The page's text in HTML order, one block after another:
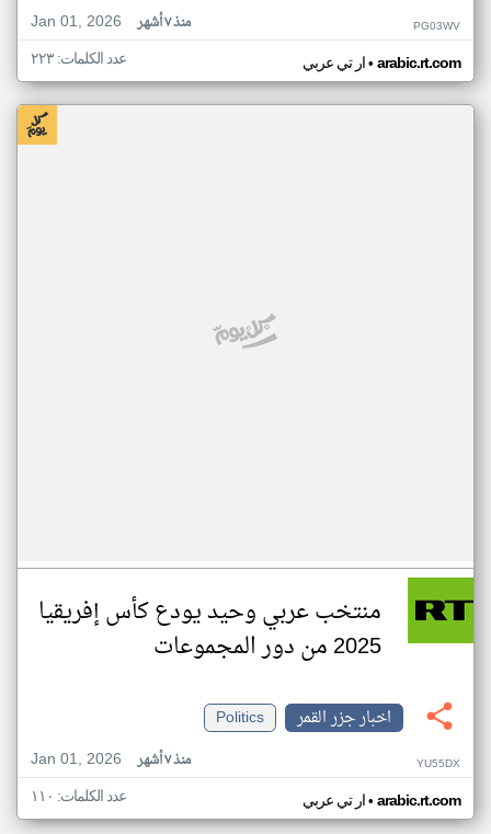
Jan 01, 2026
منذ ٧ أشهر PG03WV
ار تي عربي• arabic.rt.com عدد الكلمات: ٢٢٣
منتخب عربي وحيد يودع كأس إفريقيا
2025 من دور المجموعات
اخبار جزر القمر
Politics
Jan 01, 2026
منذ ٧ أشهر YU55DX
ار تي عربي• arabic.rt.com عدد الكلمات: ١١٠